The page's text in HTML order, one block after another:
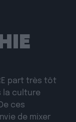
part très tôt
la culture
ces
de mixer